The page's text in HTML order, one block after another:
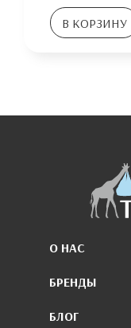
В КОРЗИНУ
О НАС
БРЕНДЫ
БЛОГ